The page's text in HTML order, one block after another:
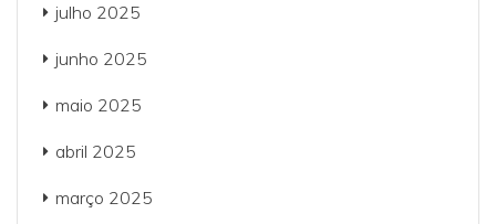
julho 2025
junho 2025
maio 2025
abril 2025
março 2025